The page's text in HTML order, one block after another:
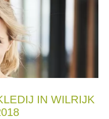
IN WILRIJK